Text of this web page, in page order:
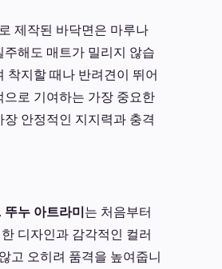
제작된 바닥면은 마루나
해도 매트가 밀리지 않습
착지할 때나 반려견이 뛰어
으로 기여하는 가장 중요한
안정적인 지지력과 충격
뚜누 아트라미는 처음부터
디자인과 감각적인 컬러
고 오히려 품격을 높여줍니